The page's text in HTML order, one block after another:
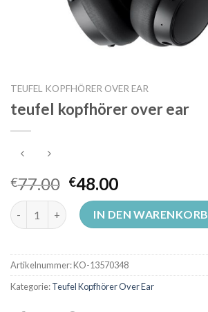
TEUFEL KOPFHÖRER OVER EAR
teufel kopfhörer over ear
€77.00 €48.00
teufel kopfhörer over ear Menge
IN DEN WARENKORB
Artikelnummer:KO-13570348
Kategorie:Teufel Kopfhörer Over Ear